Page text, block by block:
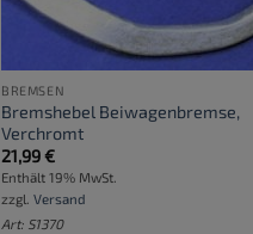
BREMSEN
Bremshebel Beiwagenbremse,
Verchromt
21,99€
Enthält 19% MwSt.
zzgl.Versand
Art: S1370